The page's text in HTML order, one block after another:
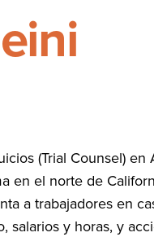
(Trial Counsel) en
en el norte de
a trabajadores en
salarios y horas, y